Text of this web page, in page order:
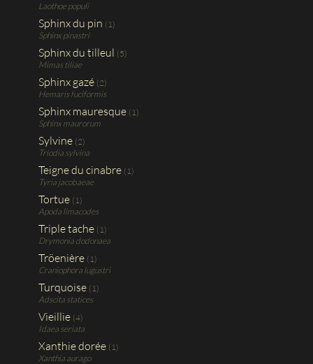
Laothoe populi
Sphinx du pin (1)
Sphinx pinastri
Sphinx du tilleul (5)
Mimas tiliae
Sphinx gazé (2)
Hemaris fuciformis
Sphinx mauresque (1)
Sphinx maurorum
Sylvine (2)
Triodia sylvina
Teigne du cinabre (1)
Tyria jacobaeae
Tortue (1)
Apoda limacodes
Triple tache (1)
Drymonia dodonaea
Tröenière (1)
Craniophora lugustri
Turquoise (1)
Adscita statices
Vieillie (4)
Idaea seriata
Xanthie dorée (1)
Xanthia aurago